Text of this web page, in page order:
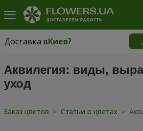
Доставка вКиев?
Доставка вКиев
Аквилегия: виды,
уход
Заказ цветов > Статьи о цветах >